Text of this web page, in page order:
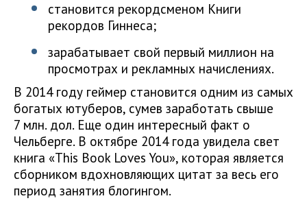
становится рекордсменом Книги
рекордов Гиннеса;
зарабатывает свой первый миллион на
просмотрах и рекламных начислениях.
В 2014 году геймер становится одним из самых
богатых ютуберов, сумев заработать свыше
7 млн. дол. Еще один интересный факт о
Чельберге. В октябре 2014 года увидела свет
книга «This Book Loves You», которая является
сборником вдохновляющих цитат за весь его
период занятия блогингом.